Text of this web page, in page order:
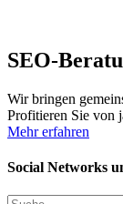
SEO-
Wir bringen
Profitieren Sie von
Mehr erfahren
Social Networks